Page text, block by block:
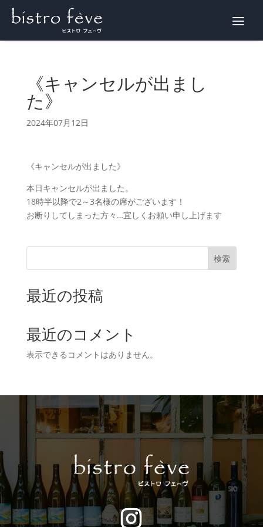
《キャンセルが出まし
た》
2024年07月12日
《キャンセルが出ました》
本日キャンセルが出ました。
18時半以降で2～3名様の席がございます！
お断りしてしまった方々…宜しくお願い申し上げます
検索
最近の投稿
最近のコメント
表示できるコメントはありません。